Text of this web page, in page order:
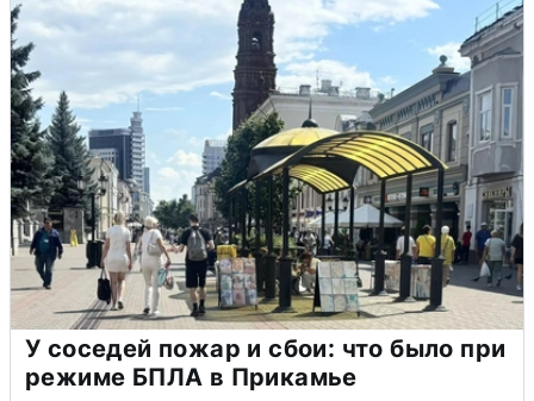
У соседей пожар и сбои: что было при
режиме БПЛА в Прикамье